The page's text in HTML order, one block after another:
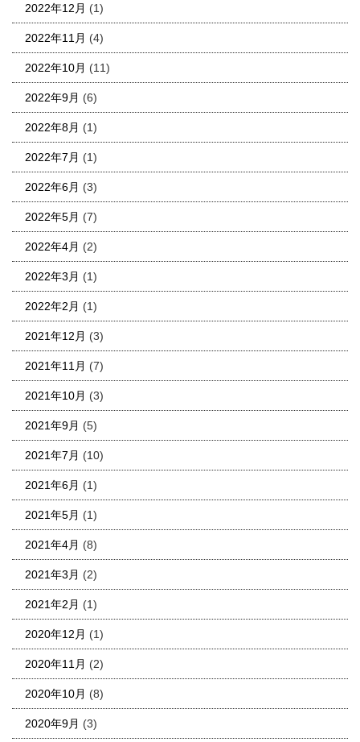
2022年12月 (1)
2022年11月 (4)
2022年10月 (11)
2022年9月 (6)
2022年8月 (1)
2022年7月 (1)
2022年6月 (3)
2022年5月 (7)
2022年4月 (2)
2022年3月 (1)
2022年2月 (1)
2021年12月 (3)
2021年11月 (7)
2021年10月 (3)
2021年9月 (5)
2021年7月 (10)
2021年6月 (1)
2021年5月 (1)
2021年4月 (8)
2021年3月 (2)
2021年2月 (1)
2020年12月 (1)
2020年11月 (2)
2020年10月 (8)
2020年9月 (3)